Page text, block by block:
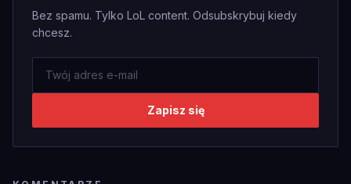
Bez spamu. Tylko LoL content. Odsubskrybuj kiedy
chcesz.
Zapisz się